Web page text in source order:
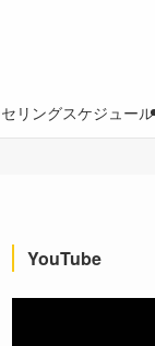
リングスケジュール
YouTube